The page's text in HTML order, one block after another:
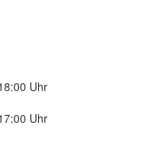
Uhr
Uhr